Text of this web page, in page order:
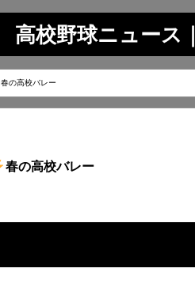
高校野球ニュース
春の高校バレー
春の高校バレー